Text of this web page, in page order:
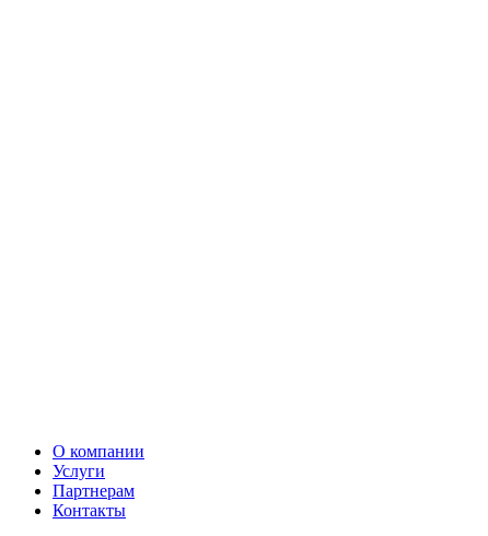
О компании
Услуги
Партнерам
Контакты